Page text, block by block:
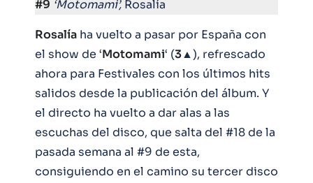
#9 ‘Motomami’, Rosalía
Rosalía ha vuelto a pasar por España con
el show de ‘Motomami‘ (3▲), refrescado
ahora para Festivales con los últimos hits
salidos desde la publicación del álbum. Y
el directo ha vuelto a dar alas a las
escuchas del disco, que salta del #18 de la
pasada semana al #9 de esta,
consiguiendo en el camino su tercer disco